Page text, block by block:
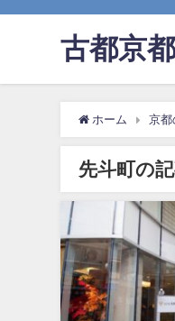
古都京
ホーム 京都
先斗町の